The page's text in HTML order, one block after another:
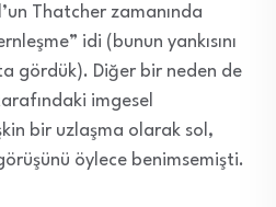
Thatcher zamanında
idi (bunun yankısını
gördük). Diğer bir neden de
imgesel
bir uzlaşma olarak sol,
öylece benimsemişti.